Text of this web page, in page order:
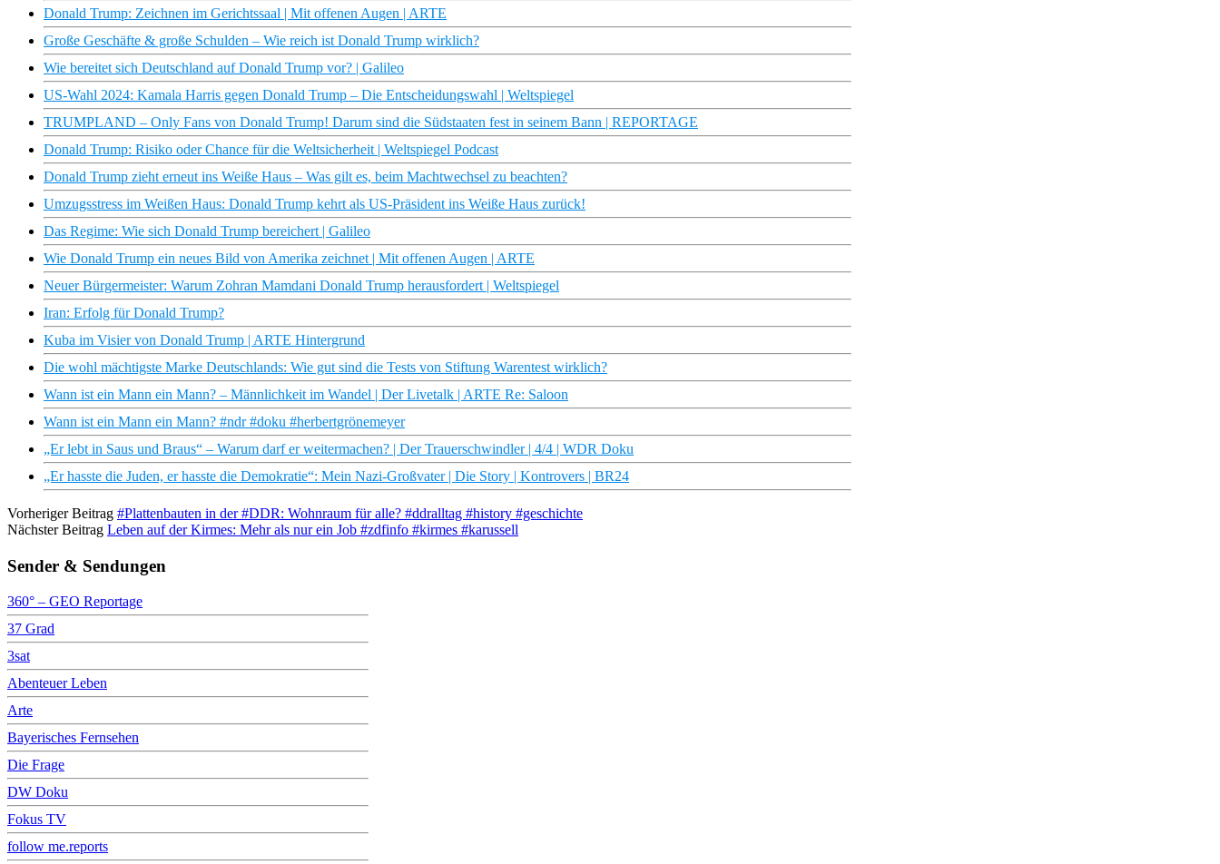
Donald Trump: Zeichnen im Gerichtssaal | Mit offenen Augen | ARTE
Große Geschäfte & große Schulden – Wie reich ist Donald Trump wirklich?
Wie bereitet sich Deutschland auf Donald Trump vor? | Galileo
US-Wahl 2024: Kamala Harris gegen Donald Trump – Die Entscheidungswahl | Weltspiegel
TRUMPLAND – Only Fans von Donald Trump! Darum sind die Südstaaten fest in seinem Bann | REPORTAGE
Donald Trump: Risiko oder Chance für die Weltsicherheit | Weltspiegel Podcast
Donald Trump zieht erneut ins Weiße Haus – Was gilt es, beim Machtwechsel zu beachten?
Umzugsstress im Weißen Haus: Donald Trump kehrt als US-Präsident ins Weiße Haus zurück!
Das Regime: Wie sich Donald Trump bereichert | Galileo
Wie Donald Trump ein neues Bild von Amerika zeichnet | Mit offenen Augen | ARTE
Neuer Bürgermeister: Warum Zohran Mamdani Donald Trump herausfordert | Weltspiegel
Iran: Erfolg für Donald Trump?
Kuba im Visier von Donald Trump | ARTE Hintergrund
Die wohl mächtigste Marke Deutschlands: Wie gut sind die Tests von Stiftung Warentest wirklich?
Wann ist ein Mann ein Mann? – Männlichkeit im Wandel | Der Livetalk | ARTE Re: Saloon
Wann ist ein Mann ein Mann? #ndr #doku #herbertgrönemeyer
„Er lebt in Saus und Braus“ – Warum darf er weitermachen? | Der Trauerschwindler | 4/4 | WDR Doku
„Er hasste die Juden, er hasste die Demokratie“: Mein Nazi-Großvater | Die Story | Kontrovers | BR24
Vorheriger Beitrag #Plattenbauten in der #DDR: Wohnraum für alle? #ddralltag #history #geschichte
Nächster Beitrag Leben auf der Kirmes: Mehr als nur ein Job #zdfinfo #kirmes #karussell
Sender & Sendungen
360° – GEO Reportage
37 Grad
3sat
Abenteuer Leben
Arte
Bayerisches Fernsehen
Die Frage
DW Doku
Fokus TV
follow me.reports